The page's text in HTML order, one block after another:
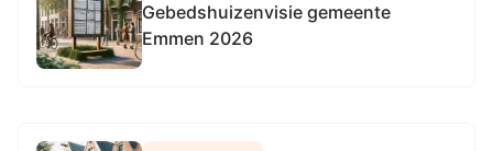
Gebedshuizenvisie gemeente
Emmen 2026